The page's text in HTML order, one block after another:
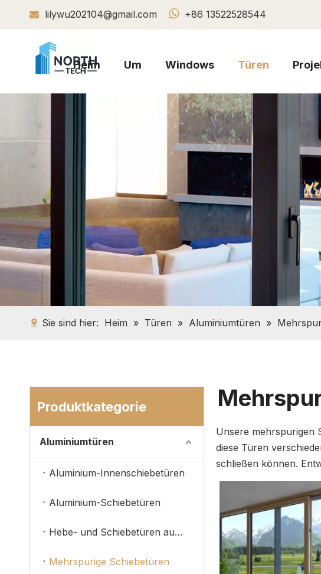
 lilywu202104@gmail.com  +86 13522528544
Heim Um Windows Türen
Sie sind hier: Heim » Türen » Aluminiumtüren »
Produktkategorie
Aluminiumtüren
Aluminium-Innenschiebetüren
Aluminium-Schiebetüren
Hebe- und Schiebetüren aus Aluminium
Mehrspurige Schiebetüren
Unsere mehrspurigen
diese Türen
schließen können.